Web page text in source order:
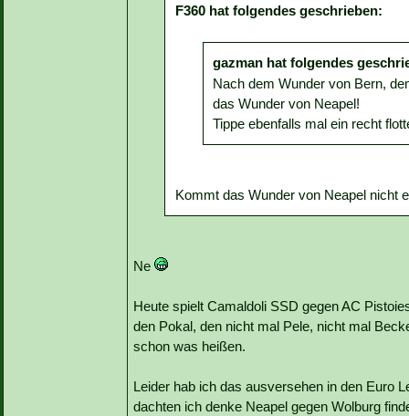
F360 hat folgendes geschrieben:
gazman hat folgendes
Nach dem Wunder von Bern,
das Wunder von Neapel!
Tippe ebenfalls mal ein recht
Kommt das Wunder von Neapel nicht
Ne
Heute spielt Camaldoli SSD gegen AC
den Pokal, den nicht mal Pele, nicht mal
schon was heißen.
Leider hab ich das ausversehen in den Euro
dachten ich denke Neapel gegen Wolburg